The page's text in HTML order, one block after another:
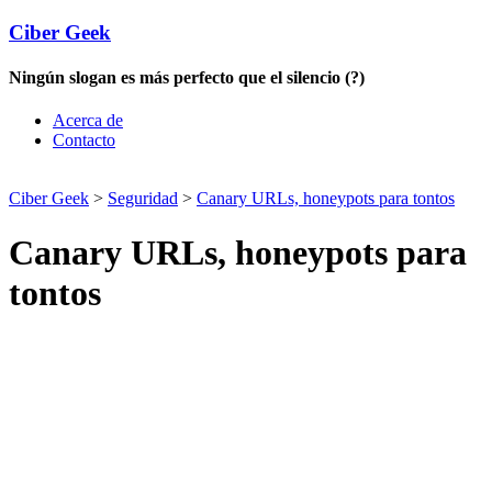
Ciber Geek
Ningún slogan es más perfecto que el silencio (?)
Acerca de
Contacto
Ciber Geek > Seguridad > Canary URLs, honeypots para tontos
Canary URLs, honeypots para
tontos